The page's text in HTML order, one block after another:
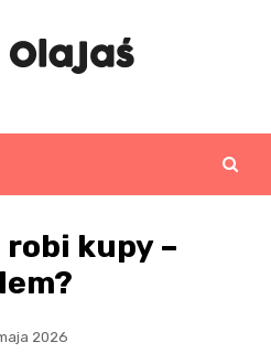
kupy –
2026